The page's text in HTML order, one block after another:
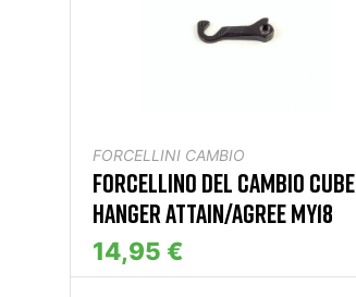
FORCELLINI CAMBIO
FORCELLINO DEL CAMBIO CUBE
HANGER ATTAIN/AGREE MY18
14,95 €